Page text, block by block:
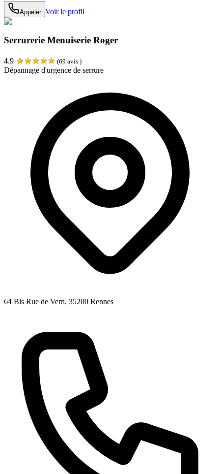
Appeler Voir le profil
Serrurerie Menuiserie Roger
4.9 ★★★★★ (69 avis )
Dépannage d'urgence de serrure
64 Bis Rue de Vern, 35200 Rennes